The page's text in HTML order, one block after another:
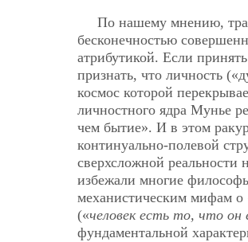
По нашему мнению,
бесконечностью
атрибутикой. Если
признать, что личность
космос которой
личностного ядра Мунье
чем бытие». И в этом
континуально-полевой
сверхсложной
избежали многие
механистическим мифам о
(«человек есть то, что он
фундаментальной